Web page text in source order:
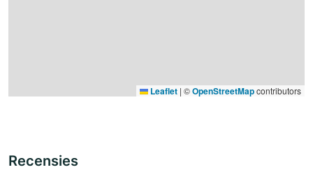
Leaflet | ©OpenStreetMapcontributors
Recensies